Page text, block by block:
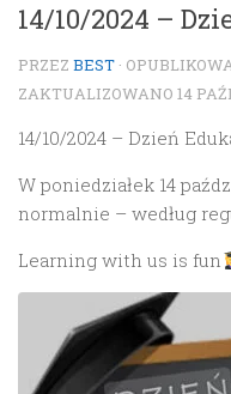
14/10/2024 –
PRZEZ BEST ·
ZAKTUALIZOWANO 14
14/10/2024 – Dzień
W poniedziałek 14
normalnie – według
Learning with us is fun